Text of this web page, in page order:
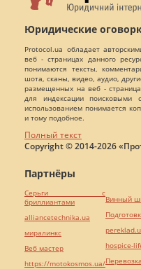
Юридические
Protocol.ua обладает
веб - страницах данного
понимаются тексты,
шота, сканы, видео, аудио,
размещенных на веб -
для индексации поисковыми
использованием понимается
и тому подобное.
Полный текст
Copyright © 2014-2026
Партнёры
Серьги с
бриллиантами
alliancetechnika.ua
миралинкс
Веб мастер
https://motokosmos.ua/
Винный
hospice-